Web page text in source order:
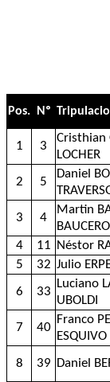
Pos. Nº
1 3
Cristhian
LOCHER
2 5
Daniel
3 4
Martin
BAUCERO
4 11 Néstor
5
32 Julio
6
33
Luciano
UBOLDI
7 40
Franco
ESQUIVO
8 39 Daniel